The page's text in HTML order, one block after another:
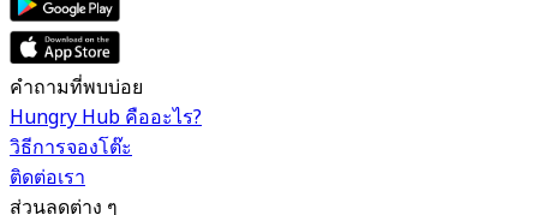
คำถามที่พบบ่อย
Hungry Hub คืออะไร?
วิธีการจองโต๊ะ
ติดต่อเรา
ส่วนลดต่าง ๆ